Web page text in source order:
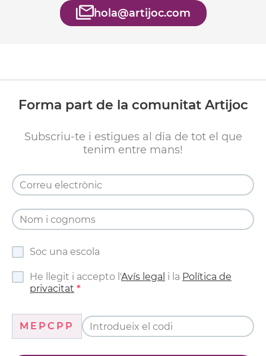
hola@artijoc.com
Forma part de la comunitat Artijoc
Subscriu-te i estigues al dia de tot el que
tenim entre mans!
Soc una escola
He llegit i accepto l'Avís legal i la Política de
privacitat
MEPCPP